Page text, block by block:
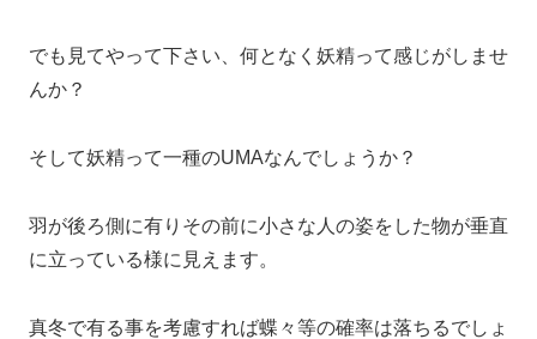
でも見てやって下さい、何となく妖精って感じがしませ
んか？
そして妖精って一種のUMAなんでしょうか？
羽が後ろ側に有りその前に小さな人の姿をした物が垂直
に立っている様に見えます。
真冬で有る事を考慮すれば蝶々等の確率は落ちるでしょ